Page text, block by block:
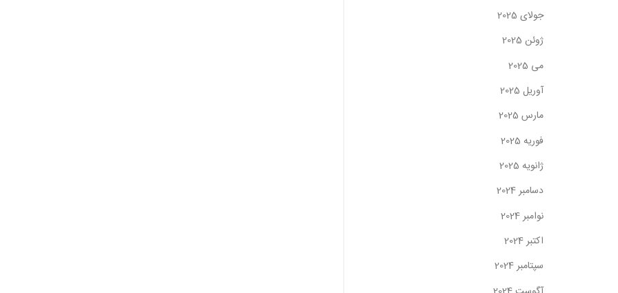
جولای 2025
ژوئن 2025
می 2025
آوریل 2025
مارس 2025
فوریه 2025
ژانویه 2025
دسامبر 2024
نوامبر 2024
اکتبر 2024
سپتامبر 2024